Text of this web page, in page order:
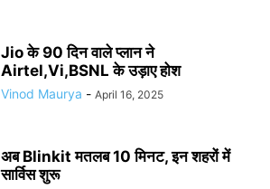
Jio के 90 दिन वाले प्लान ने
Airtel,Vi,BSNL के उड़ाए होश
Vinod Maurya - April 16, 2025
अब Blinkit मतलब 10 मिनट, इन शहरों में
सार्विस शुरू